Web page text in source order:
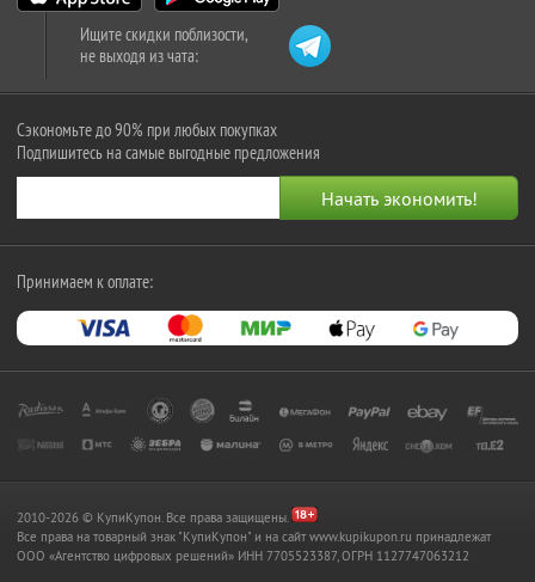
Ищите скидки поблизости,
не выходя из чата:
Сэкономьте до 90% при любых покупках
Подпишитесь на самые выгодные предложения
Принимаем к оплате:
2010-2026 © КупиКупон. Все права защищены.
Все права на товарный знак "КупиКупон" и на сайт www.kupikupon.ru принадлежат
OOO «Агентство цифровых решений» ИНН 7705523387, ОГРН 1127747063212